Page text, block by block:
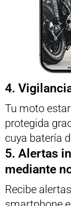
4.
Tu moto
protegida
cuya batería
5. Alertas
mediante
Recibe